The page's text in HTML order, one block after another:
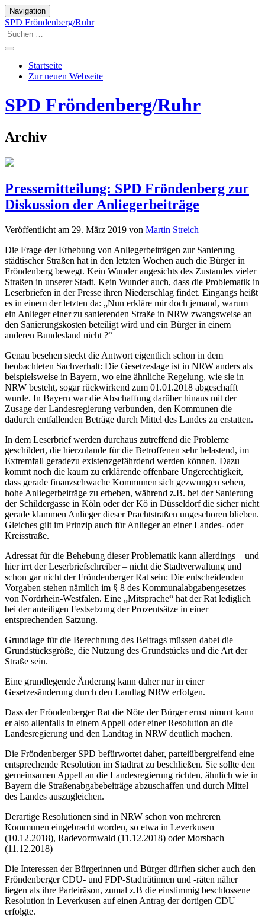
Navigation
SPD Fröndenberg/Ruhr
Startseite
Zur neuen Webseite
SPD Fröndenberg/Ruhr
Archiv
Pressemitteilung: SPD Fröndenberg zur
Diskussion der Anliegerbeiträge
Veröffentlicht am 29. März 2019 von Martin Streich
Die Frage der Erhebung von Anliegerbeiträgen zur Sanierung
städtischer Straßen hat in den letzten Wochen auch die Bürger in
Fröndenberg bewegt. Kein Wunder angesichts des Zustandes vieler
Straßen in unserer Stadt. Kein Wunder auch, dass die Problematik in
Leserbriefen in der Presse ihren Niederschlag findet. Eingangs heißt
es in einem der letzten da: „Nun erkläre mir doch jemand, warum
ein Anlieger einer zu sanierenden Straße in NRW zwangsweise an
den Sanierungskosten beteiligt wird und ein Bürger in einem
anderen Bundesland nicht ?“
Genau besehen steckt die Antwort eigentlich schon in dem
beobachteten Sachverhalt: Die Gesetzeslage ist in NRW anders als
beispielsweise in Bayern, wo eine ähnliche Regelung, wie sie in
NRW besteht, sogar rückwirkend zum 01.01.2018 abgeschafft
wurde. In Bayern war die Abschaffung darüber hinaus mit der
Zusage der Landesregierung verbunden, den Kommunen die
dadurch entfallenden Beträge durch Mittel des Landes zu erstatten.
In dem Leserbrief werden durchaus zutreffend die Probleme
geschildert, die hierzulande für die Betroffenen sehr belastend, im
Extremfall geradezu existenzgefährdend werden können. Dazu
kommt noch die kaum zu erklärende offenbare Ungerechtigkeit,
dass gerade finanzschwache Kommunen sich gezwungen sehen,
hohe Anliegerbeiträge zu erheben, während z.B. bei der Sanierung
der Schildergasse in Köln oder der Kö in Düsseldorf die sicher nicht
gerade klammen Anlieger dieser Prachtstraßen ungeschoren blieben.
Gleiches gilt im Prinzip auch für Anlieger an einer Landes- oder
Kreisstraße.
Adressat für die Behebung dieser Problematik kann allerdings – und
hier irrt der Leserbriefschreiber – nicht die Stadtverwaltung und
schon gar nicht der Fröndenberger Rat sein: Die entscheidenden
Vorgaben stehen nämlich im § 8 des Kommunalabgabengesetzes
von Nordrhein-Westfalen. Eine „Mitsprache“ hat der Rat lediglich
bei der anteiligen Festsetzung der Prozentsätze in einer
entsprechenden Satzung.
Grundlage für die Berechnung des Beitrags müssen dabei die
Grundstücksgröße, die Nutzung des Grundstücks und die Art der
Straße sein.
Eine grundlegende Änderung kann daher nur in einer
Gesetzesänderung durch den Landtag NRW erfolgen.
Dass der Fröndenberger Rat die Nöte der Bürger ernst nimmt kann
er also allenfalls in einem Appell oder einer Resolution an die
Landesregierung und den Landtag in NRW deutlich machen.
Die Fröndenberger SPD befürwortet daher, parteiübergreifend eine
entsprechende Resolution im Stadtrat zu beschließen. Sie sollte den
gemeinsamen Appell an die Landesregierung richten, ähnlich wie in
Bayern die Straßenabgabebeiträge abzuschaffen und durch Mittel
des Landes auszugleichen.
Derartige Resolutionen sind in NRW schon von mehreren
Kommunen eingebracht worden, so etwa in Leverkusen
(10.12.2018), Radevormwald (11.12.2018) oder Morsbach
(11.12.2018)
Die Interessen der Bürgerinnen und Bürger dürften sicher auch den
Fröndenberger CDU- und FDP-Stadträtinnen und -räten näher
liegen als ihre Parteiräson, zumal z.B die einstimmig beschlossene
Resolution in Leverkusen auf einen Antrag der dortigen CDU
erfolgte.